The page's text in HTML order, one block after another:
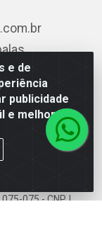
e de
publicidade
e melhorar a
075 - CNPJ